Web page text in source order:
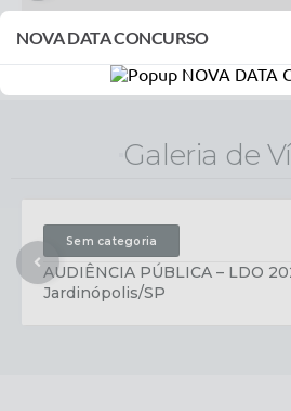
JUL
Jardinópolis Rodeio
59/jardinopolis-rodeio-show-reune-
Galeria de
Sem categoria
AUDIÊNCIA PÚBLICA – LDO
Jardinópolis/SP
NOVA DATA CONCURSO